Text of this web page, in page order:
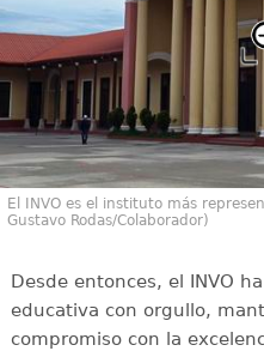
El INVO es el instituto más
Gustavo Rodas/Colaborador)
Desde entonces, el INVO
educativa con orgullo,
compromiso con la